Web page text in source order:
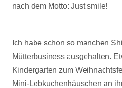
nach dem Motto: Just smile!
Ich habe schon so manchen
Mütterbusiness ausgehalten.
Kindergarten zum
Mini-Lebkuchenhäuschen an